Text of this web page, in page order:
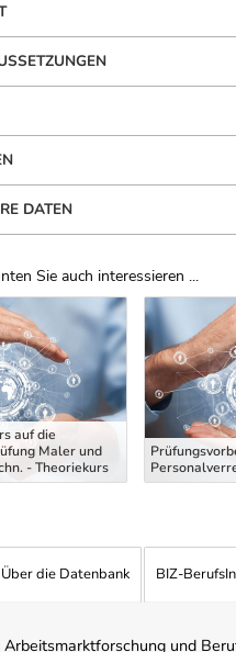
DATEN
Sie auch interessieren ...
auf die
Maler und
- Theoriekurs
Über die Datenbank BIZ-
und